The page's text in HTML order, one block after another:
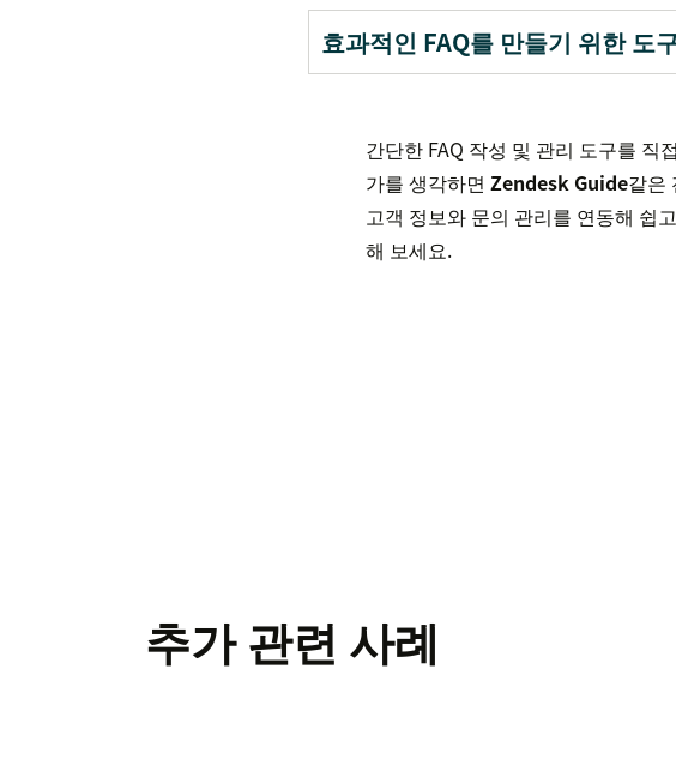
효과적인 FAQ를 만들기 위한 도
간단한 FAQ 작성 및 관리 도구를 직
가를 생각하면 Zendesk Guide같은
고객 정보와 문의 관리를 연동해 쉽
해 보세요.
추가 관련 사례